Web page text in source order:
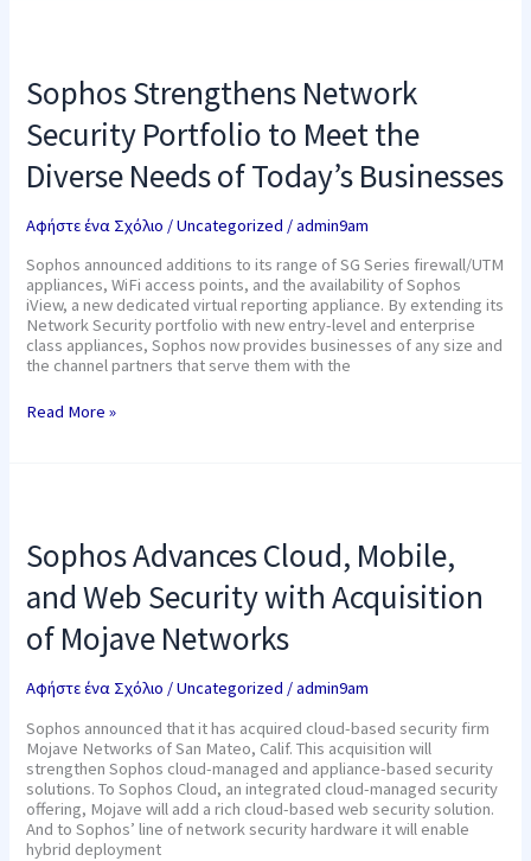
Sophos Strengthens Network
Security Portfolio to Meet the
Diverse Needs of Today’s Businesses
Αφήστε ένα Σχόλιο /Uncategorized /admin9am
Sophos announced additions to its range of SG Series firewall/UTM
appliances, WiFi access points, and the availability of Sophos
iView, a new dedicated virtual reporting appliance. By extending its
Network Security portfolio with new entry-level and enterprise
class appliances, Sophos now provides businesses of any size and
the channel partners that serve them with the
Security
Portfolio
to
the
Needs
of
Today’s
Businesses
Read More »
Sophos Advances Cloud, Mobile,
and Web Security with Acquisition
of Mojave Networks
Αφήστε ένα Σχόλιο /Uncategorized /admin9am
Sophos announced that it has acquired cloud-based security firm
Mojave Networks of San Mateo, Calif. This acquisition will
strengthen Sophos cloud-managed and appliance-based security
solutions. To Sophos Cloud, an integrated cloud-managed security
offering, Mojave will add a rich cloud-based web security solution.
And to Sophos’ line of network security hardware it will enable
hybrid deployment
Mobile,
Web
with
Acquisition
of
Mojave
Networks